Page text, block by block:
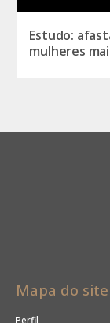
Estudo:
mulheres
Mapa do site
Perfil